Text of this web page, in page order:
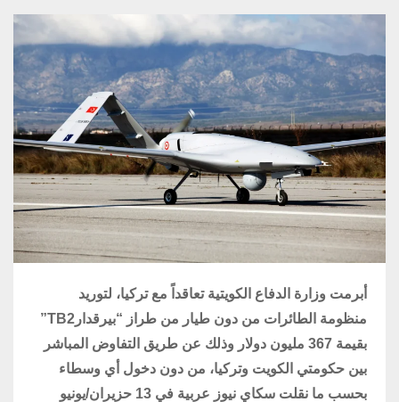
أبرمت وزارة الدفاع الكويتية تعاقداً مع تركيا، لتوريد
منظومة الطائرات من دون طيار من طراز “بيرقدار TB2
”
بقيمة 367 مليون دولار وذلك عن طريق التفاوض المباشر
بين حكومتي الكويت وتركيا، من دون دخول أي وسطاء
بحسب ما نقلت سكاي نيوز عربية في 13 حزيران/يونيو